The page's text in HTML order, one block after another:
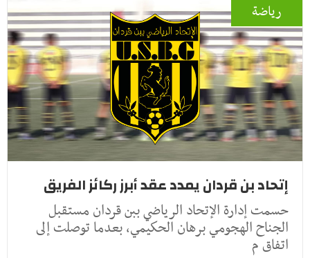
رياضة
إتحاد بن قردان يمدد عقد أبرز ركائز الفريق
حسمت إدارة الإتحاد الرياضي ببن قردان مستقبل
الجناح الهجومي برهان الحكيمي، بعدما توصلت إلى
اتفاق م